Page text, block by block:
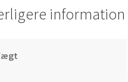
information